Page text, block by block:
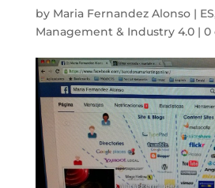
by Maria Fernandez Alonso| ES
Management & Industry 4.0| 0